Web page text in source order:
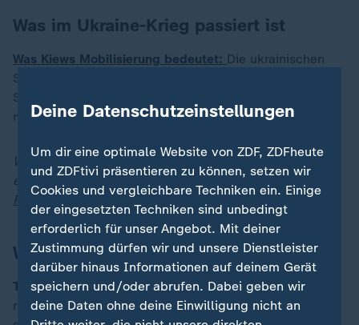
Was im Ukraine-Krieg passiert ist
Was Kiews Mobilisierung bedeutet: Die ukrainischen
Streitkräfte planen die Mobilisierung von 160.000
Soldaten. Sie sollen in den nächsten drei Monaten
rekrutiert werden.
Weitere News-Updates zur Lage und zu Reaktionen
erhalten Sie jederzeit auch in unserem Liveblog zu
Russlands Angriff auf die Ukraine.
Was heute noch wichtig ist
Tarifverhandlungen bei VW:Im Tarifkonflikt für die
rund 120.000 Beschäftigten in den deutschen Werken
Deine Datenschutzeinstellungen
Um dir eine optimale Website von ZDF, ZDFheute
und ZDFtivi präsentieren zu können, setzen wir
Cookies und vergleichbare Techniken ein. Einige
der eingesetzten Techniken sind unbedingt
erforderlich für unser Angebot. Mit deiner
Zustimmung dürfen wir und unsere Dienstleister
darüber hinaus Informationen auf deinem Gerät
speichern und/oder abrufen. Dabei geben wir
deine Daten ohne deine Einwilligung nicht an